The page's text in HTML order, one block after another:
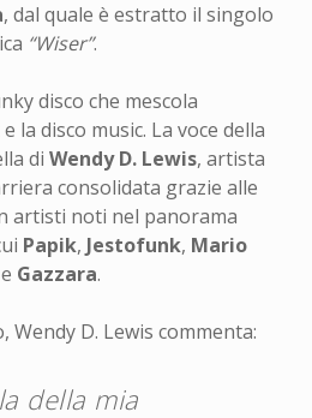
, dal quale è estratto il singolo
“Wiser”.
disco che mescola
la disco music. La voce della
di Wendy D. Lewis, artista
consolidata grazie alle
artisti noti nel panorama
Papik, Jestofunk, Mario
Gazzara.
D. Lewis commenta:
della mia